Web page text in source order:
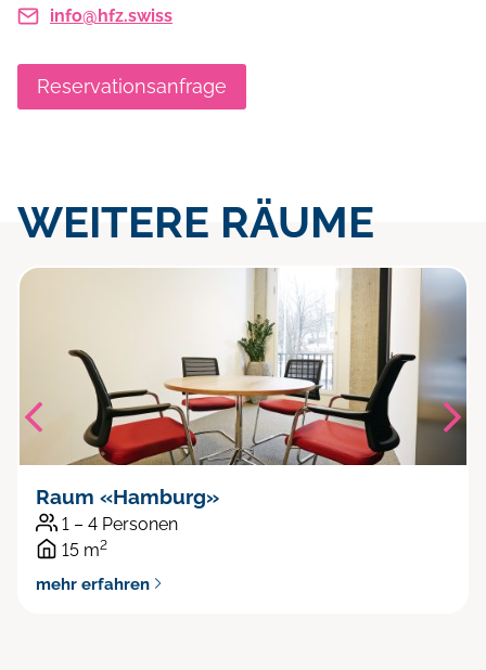
info@hfz.swiss
Reservationsanfrage
WEITERE RÄUME
Raum «Hamburg»
1 – 4 Personen
15 m2
mehr erfahren